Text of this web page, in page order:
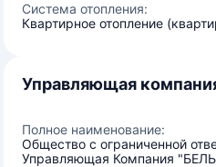
Система отопления:
Квартирное отопление
Управляющая
Полное наименование:
Общество с ограниченной
Управляющая Компания